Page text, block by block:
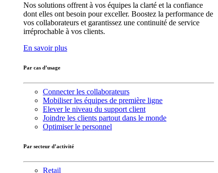
Nos solutions offrent à vos équipes la clarté et la confiance
dont elles ont besoin pour exceller. Boostez la performance de
vos collaborateurs et garantissez une continuité de service
irréprochable à vos clients.
En savoir plus
Par cas d’usage
Connecter les collaborateurs
Mobiliser les équipes de première ligne
Elever le niveau du support client
Joindre les clients partout dans le monde
Optimiser le personnel
Par secteur d’activité
Retail